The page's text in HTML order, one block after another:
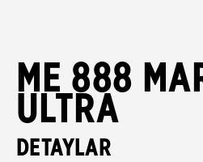
ME 888
ULTRA
DETAYLAR